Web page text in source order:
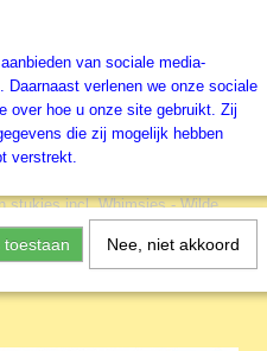
- 500 stukjes
stukjes incl. Whimsies - Wilde
van sociale media-
verlenen we onze sociale
over hoe u onze site gebruikt. Zij
die zij mogelijk hebben
verstrekt.
toestaan Nee, niet akkoord